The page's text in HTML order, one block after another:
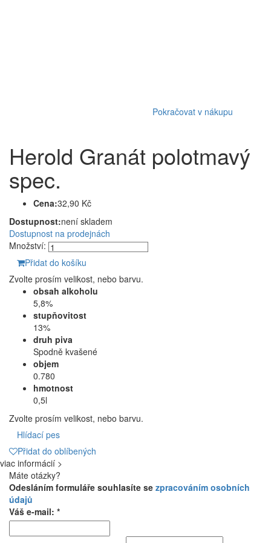
Pokračovat v nákupu
Herold Granát polotmavý
spec.
Cena:32,90 Kč
Dostupnost:není skladem
Dostupnost na prodejnách
Množství:
Přidat do košíku
Zvolte prosím velikost, nebo barvu.
obsah alkoholu
5,8%
stupňovitost
13%
druh piva
Spodně kvašené
objem
0.780
hmotnost
0,5l
Zvolte prosím velikost, nebo barvu.
Hlídací pes
Přidat do oblíbených
viac informácií >
Máte otázky?
Odesláním formuláře souhlasíte se zpracováním osobních
údajů
Váš e-mail: *